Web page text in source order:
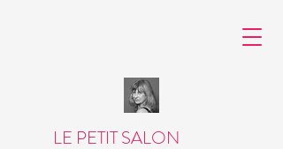
LE PETIT SALON